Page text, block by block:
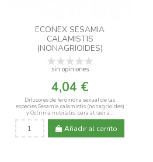
ECONEX SESAMIA
CALAMISTIS
(NONAGRIOIDES)
sin opiniones
4,04 €
Difusores de feromona sexual de las
especies Sesamia calamistis (nonagrioides)
y Ostrinia nubilalis, para atraer a...
Añadir al carrito